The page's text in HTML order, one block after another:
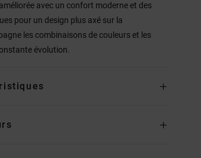
avec un confort moderne et des
pour un design plus axé sur la
les combinaisons de couleurs et les
évolution.